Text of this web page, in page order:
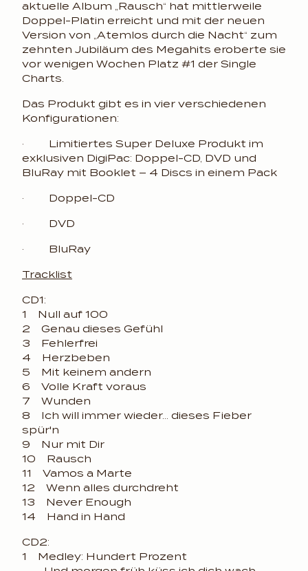
aktuelle Album „Rausch“ hat mittlerweile
Doppel-Platin erreicht und mit der neuen
Version von „Atemlos durch die Nacht“ zum
zehnten Jubiläum des Megahits eroberte sie
vor wenigen Wochen Platz #1 der Single
Charts.
Das Produkt gibt es in vier verschiedenen
Konfigurationen:
· Limitiertes Super Deluxe Produkt im
exklusiven DigiPac: Doppel-CD, DVD und
BluRay mit Booklet – 4 Discs in einem Pack
· Doppel-CD
· DVD
· BluRay
Tracklist
CD1:
1 Null auf 100
2 Genau dieses Gefühl
3 Fehlerfrei
4 Herzbeben
5 Mit keinem andern
6 Volle Kraft voraus
7 Wunden
8 Ich will immer wieder... dieses Fieber
spür'n
9 Nur mit Dir
10 Rausch
11 Vamos a Marte
12 Wenn alles durchdreht
13 Never Enough
14 Hand in Hand
CD2:
1 Medley: Hundert Prozent